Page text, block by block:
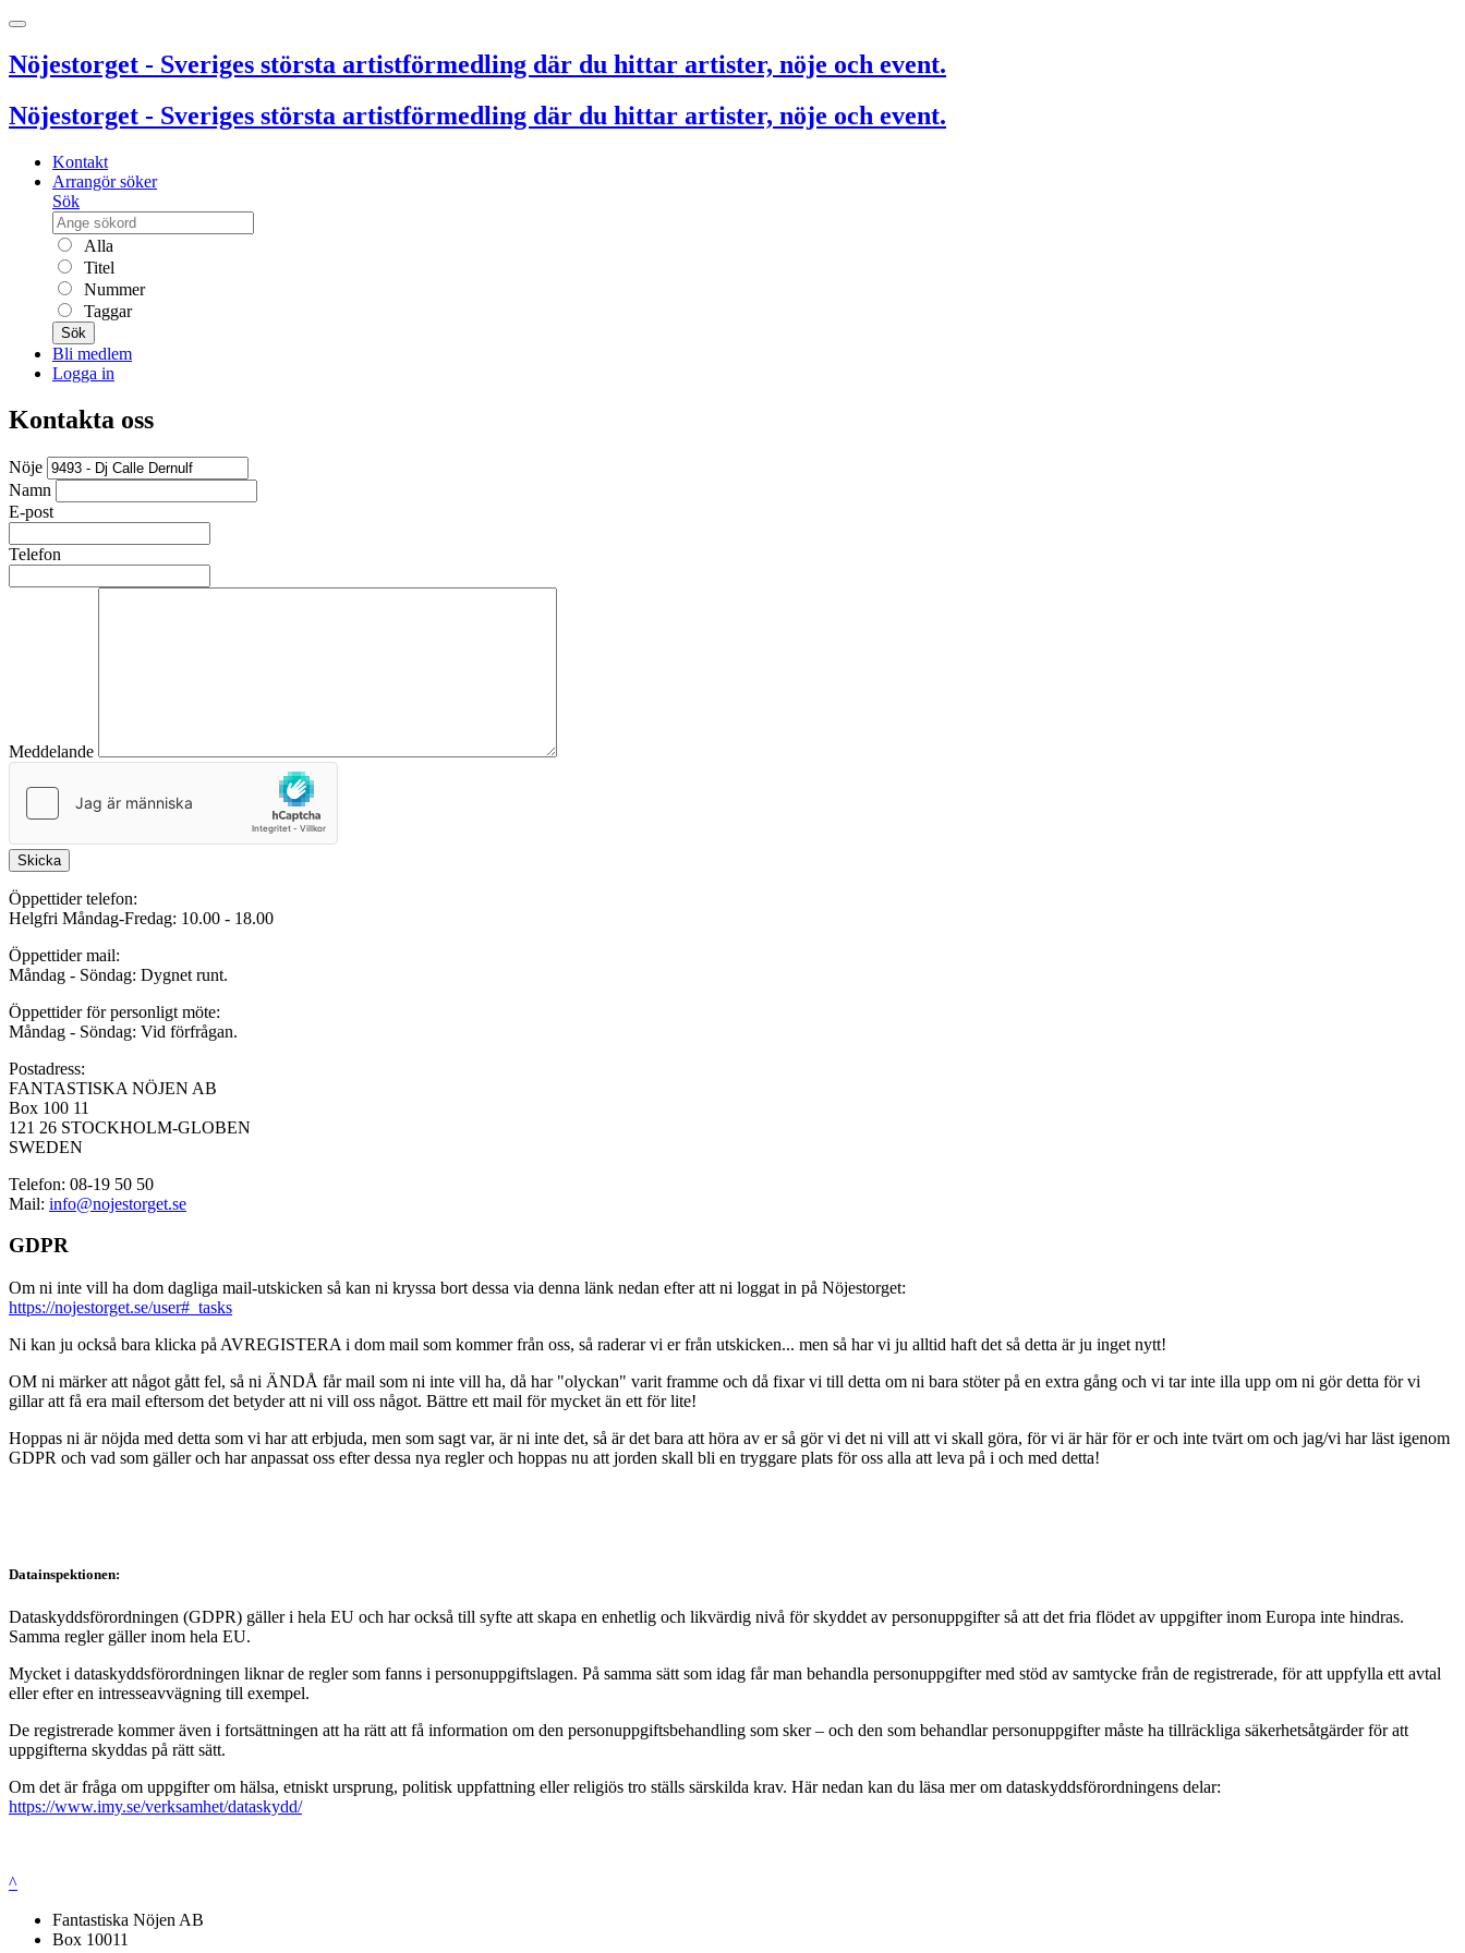
Nöjestorget - Sveriges största artistförmedling där du hittar artister, nöje och event.
Nöjestorget - Sveriges största artistförmedling där du hittar artister, nöje och event.
Kontakt
Arrangör söker
Sök
Alla
Titel
Nummer
Taggar
Sök
Bli medlem
Logga in
Kontakta oss
Nöje
Namn
E-post
Telefon
Meddelande
Skicka
Öppettider telefon:
Helgfri Måndag-Fredag: 10.00 - 18.00
Öppettider mail:
Måndag - Söndag: Dygnet runt.
Öppettider för personligt möte:
Måndag - Söndag: Vid förfrågan.
Postadress:
FANTASTISKA NÖJEN AB
Box 100 11
121 26 STOCKHOLM-GLOBEN
SWEDEN
Telefon: 08-19 50 50
Mail: info@nojestorget.se
GDPR
Om ni inte vill ha dom dagliga mail-utskicken så kan ni kryssa bort dessa via denna länk nedan efter att ni loggat in på Nöjestorget:
https://nojestorget.se/user#_tasks
Ni kan ju också bara klicka på AVREGISTERA i dom mail som kommer från oss, så raderar vi er från utskicken... men så har vi ju alltid haft det så detta är ju inget nytt!
OM ni märker att något gått fel, så ni ÄNDÅ får mail som ni inte vill ha, då har "olyckan" varit framme och då fixar vi till detta om ni bara stöter på en extra gång och vi tar inte illa upp om ni gör detta för vi
gillar att få era mail eftersom det betyder att ni vill oss något. Bättre ett mail för mycket än ett för lite!
Hoppas ni är nöjda med detta som vi har att erbjuda, men som sagt var, är ni inte det, så är det bara att höra av er så gör vi det ni vill att vi skall göra, för vi är här för er och inte tvärt om och jag/vi har läst igenom
GDPR och vad som gäller och har anpassat oss efter dessa nya regler och hoppas nu att jorden skall bli en tryggare plats för oss alla att leva på i och med detta!
Datainspektionen:
Dataskyddsförordningen (GDPR) gäller i hela EU och har också till syfte att skapa en enhetlig och likvärdig nivå för skyddet av personuppgifter så att det fria flödet av uppgifter inom Europa inte hindras.
Samma regler gäller inom hela EU.
Mycket i dataskyddsförordningen liknar de regler som fanns i personuppgiftslagen. På samma sätt som idag får man behandla personuppgifter med stöd av samtycke från de registrerade, för att uppfylla ett avtal
eller efter en intresseavvägning till exempel.
De registrerade kommer även i fortsättningen att ha rätt att få information om den personuppgiftsbehandling som sker – och den som behandlar personuppgifter måste ha tillräckliga säkerhetsåtgärder för att
uppgifterna skyddas på rätt sätt.
Om det är fråga om uppgifter om hälsa, etniskt ursprung, politisk uppfattning eller religiös tro ställs särskilda krav. Här nedan kan du läsa mer om dataskyddsförordningens delar:
https://www.imy.se/verksamhet/dataskydd/
^
Fantastiska Nöjen AB
Box 10011